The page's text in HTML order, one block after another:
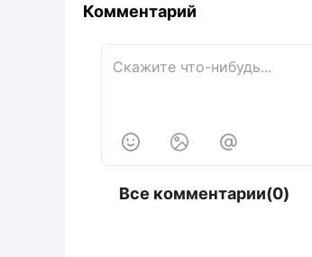
Комментарий
  
Все комментарии(0)